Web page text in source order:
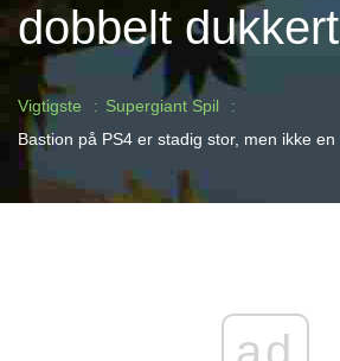
dobbelt
Vigtigste
Supergiant Spil
Bastion på PS4 er stadig stor, men ikke